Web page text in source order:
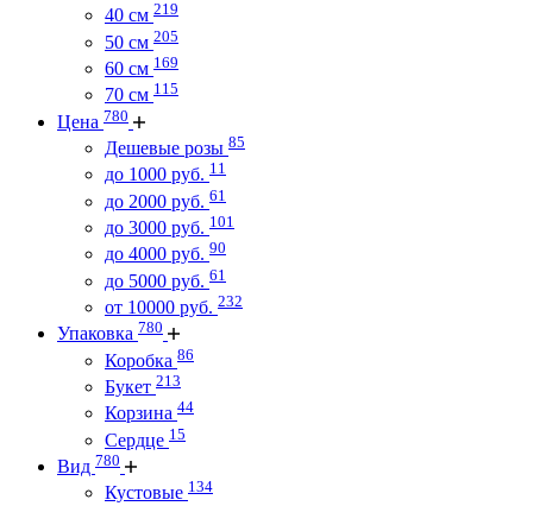
40 см 219
50 см 205
60 см 169
70 см 115
Цена 780
Дешевые розы 85
до 1000 руб. 11
до 2000 руб. 61
до 3000 руб. 101
до 4000 руб. 90
до 5000 руб. 61
от 10000 руб. 232
Упаковка 780
Коробка 86
Букет 213
Корзина 44
Сердце 15
Вид 780
Кустовые 134